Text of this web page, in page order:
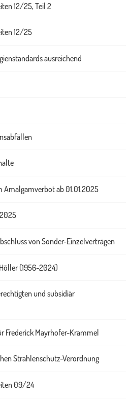
12/25, Teil 2
12/25
ausreichend
ab 01.01.2025
von Sonder-Einzelverträgen
(1956-2024)
und subsidiär
Frederick Mayrhofer-Krammel
Strahlenschutz-Verordnung
09/24